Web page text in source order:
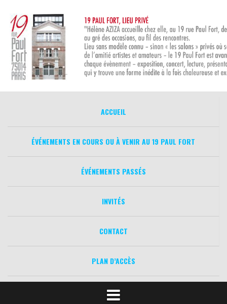
contenu
ACCUEIL
ÉVÉNEMENTS EN COURS OU À VENIR AU 19 PAUL FORT
ÉVÉNEMENTS PASSÉS
INVITÉS
CONTACT
PLAN D’ACCÈS